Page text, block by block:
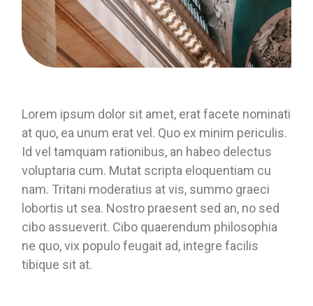
Lorem ipsum dolor sit amet, erat facete nominati
at quo, ea unum erat vel. Quo ex minim periculis.
Id vel tamquam rationibus, an habeo delectus
voluptaria cum. Mutat scripta eloquentiam cu
nam. Tritani moderatius at vis, summo graeci
lobortis ut sea. Nostro praesent sed an, no sed
cibo assueverit. Cibo quaerendum philosophia
ne quo, vix populo feugait ad, integre facilis
tibique sit at.